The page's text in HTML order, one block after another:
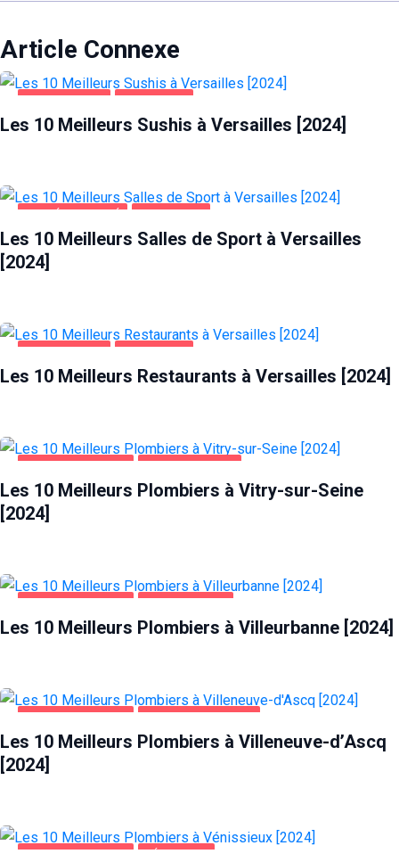
Article Connexe
ALIMENTATION VERSAILLES
Les 10 Meilleurs Sushis à Versailles [2024]
SANTÉ ET BEAUTÉ VERSAILLES
Les 10 Meilleurs Salles de Sport à Versailles
[2024]
ALIMENTATION VERSAILLES
Les 10 Meilleurs Restaurants à Versailles [2024]
MAISON ET JARDIN VITRY-SUR-SEINE
Les 10 Meilleurs Plombiers à Vitry-sur-Seine
[2024]
MAISON ET JARDIN VILLEURBANNE
Les 10 Meilleurs Plombiers à Villeurbanne [2024]
MAISON ET JARDIN VILLENEUVE-D'ASCQ
Les 10 Meilleurs Plombiers à Villeneuve-d’Ascq
[2024]
MAISON ET JARDIN VÉNISSIEUX